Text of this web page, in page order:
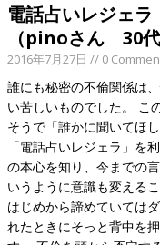
電話占いレジェ
（pinoさん 30
2016年7月27日 // 0
誰にも秘密の不倫関係は
い苦しいものでした。 こ
そうで「誰かに聞いてほ
「電話占いレジェラ」を
の本心を知り、今までの
いうように意識も変える
はじめから諦めていては
れたときにそっと背中を